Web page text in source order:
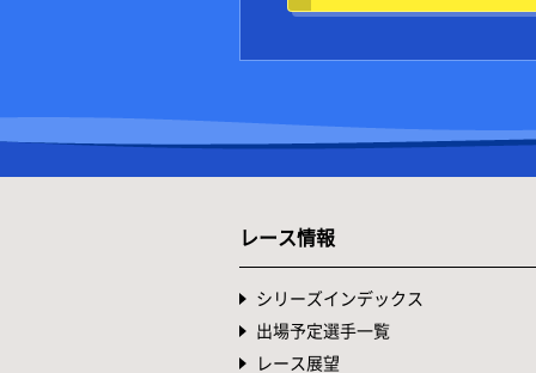
レース情報
シリーズインデックス
出場予定選手一覧
レース展望